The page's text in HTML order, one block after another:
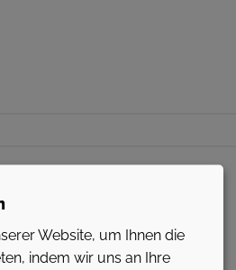
Website, um Ihnen die
indem wir uns an Ihre